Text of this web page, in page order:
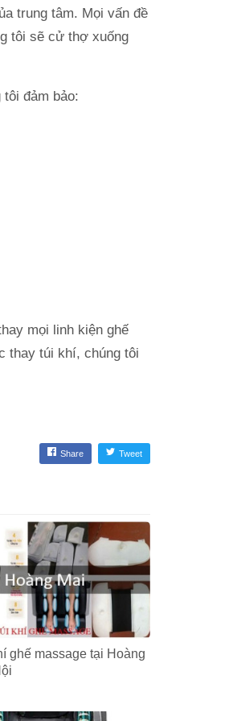
trung tâm. Mọi vấn đề
tôi sẽ cử thợ xuống
đảm bảo:
mọi linh kiện ghế
thay túi khí, chúng tôi
Share Tweet
ghế massage tại Hoàng